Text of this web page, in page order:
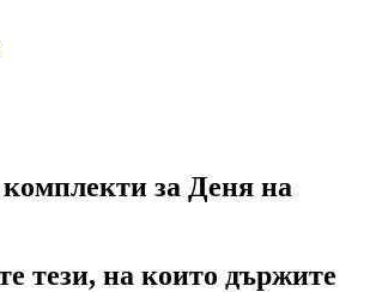
за Деня на
тези, на които държите